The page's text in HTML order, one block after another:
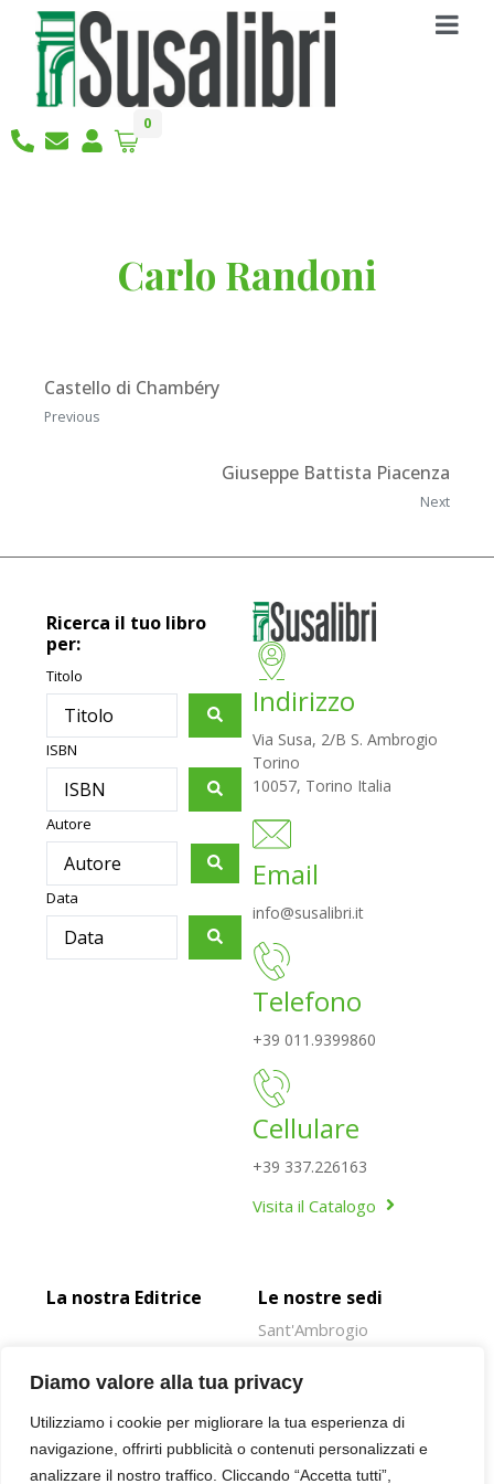
Diamo valore alla tua privacy
Utilizziamo i cookie per migliorare la tua esperienza di
navigazione, offrirti pubblicità o contenuti personalizzati e
analizzare il nostro traffico. Cliccando “Accetta tutti”,
0
Carlo Randoni
Castello di Chambéry
Previous
Giuseppe Battista Piacenza
Next
Ricerca il tuo libro
per:
Titolo
ISBN
Autore
Data
Indirizzo
Via Susa, 2/B S. Ambrogio
Torino
10057, Torino Italia
Email
info@susalibri.it
Telefono
+39 011.9399860
Cellulare
+39 337.226163
Visita il Catalogo
La nostra Editrice Le nostre sedi
Sant'Ambrogio
Giaveno